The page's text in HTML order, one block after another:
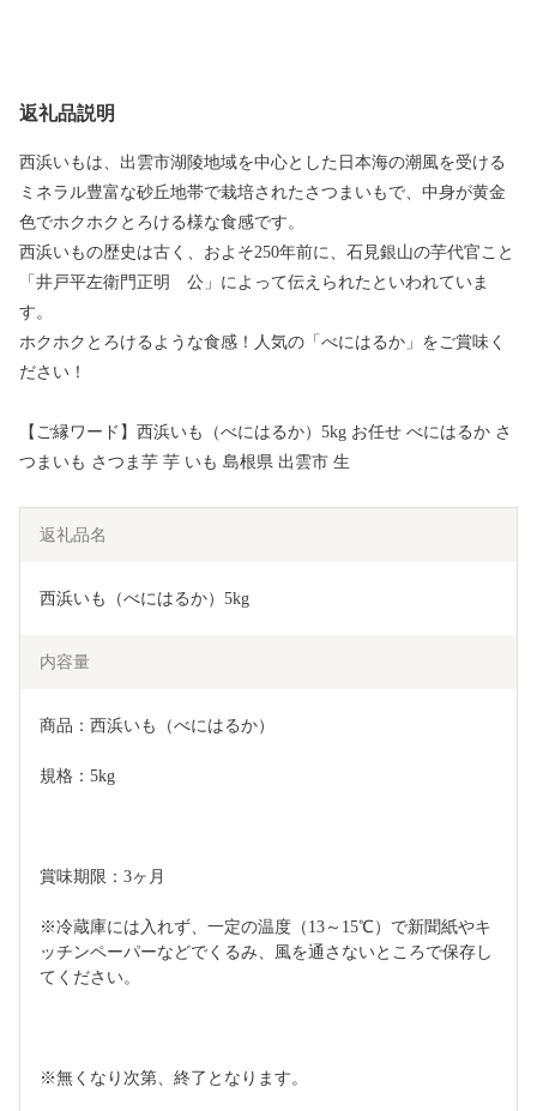
返礼品説明
西浜いもは、出雲市湖陵地域を中心とした日本海の潮風を受ける
ミネラル豊富な砂丘地帯で栽培されたさつまいもで、中身が黄金
色でホクホクとろける様な食感です。
西浜いもの歴史は古く、およそ250年前に、石見銀山の芋代官こと
「井戸平左衛門正明 公」によって伝えられたといわれていま
す。
ホクホクとろけるような食感！人気の「べにはるか」をご賞味く
ださい！
【ご縁ワード】西浜いも（べにはるか）5kg お任せ べにはるか さ
つまいも さつま芋 芋 いも 島根県 出雲市 生
返礼品名
西浜いも（べにはるか）5kg
内容量
商品：西浜いも（べにはるか）
規格：5kg
賞味期限：3ヶ月
※冷蔵庫には入れず、一定の温度（13～15℃）で新聞紙やキ
ッチンペーパーなどでくるみ、風を通さないところで保存し
てください。
※無くなり次第、終了となります。